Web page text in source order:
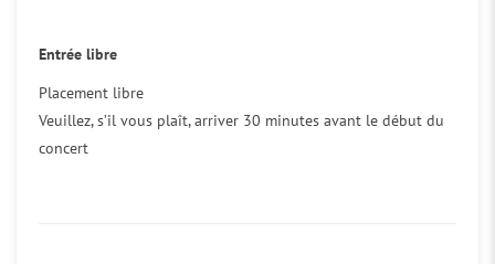
Entrée libre
Placement libre
Veuillez, s’il vous plaît, arriver 30 minutes avant le début du
concert